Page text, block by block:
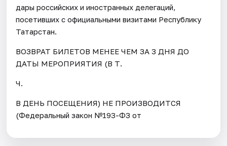
дары российских и иностранных делегаций,
посетивших с официальными визитами Республику
Татарстан.
ВОЗВРАТ БИЛЕТОВ МЕНЕЕ ЧЕМ ЗА 3 ДНЯ ДО
ДАТЫ МЕРОПРИЯТИЯ (В Т.
Ч.
В ДЕНЬ ПОСЕЩЕНИЯ) НЕ ПРОИЗВОДИТСЯ
(Федеральный закон №193-ФЗ от